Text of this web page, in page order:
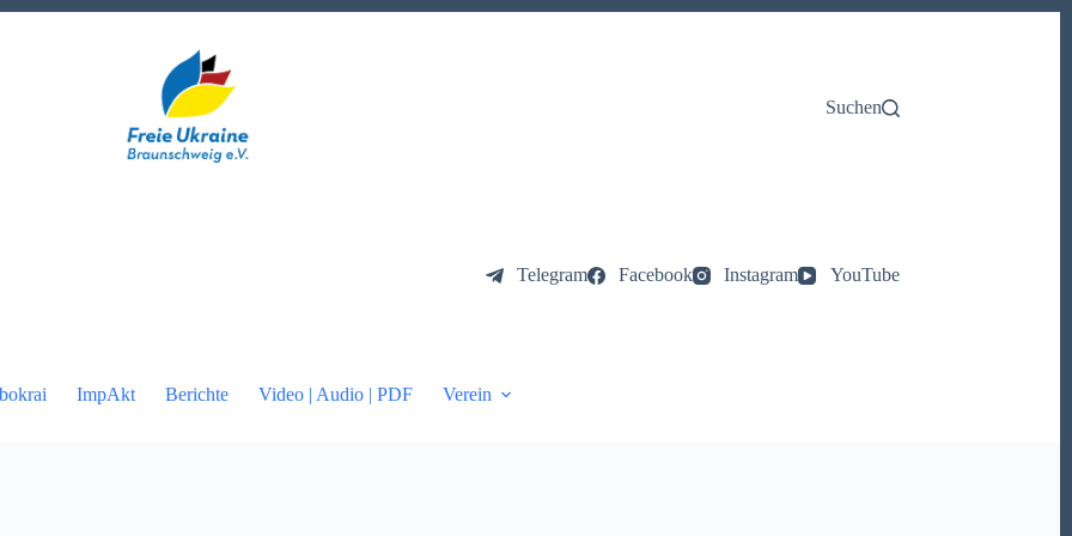
Suchen
Telegram Facebook Instagram YouTube
ImpAkt Berichte Video | Audio | PDF Verein